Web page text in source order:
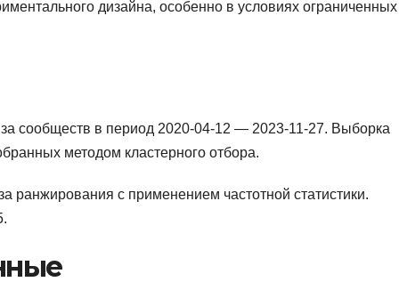
дизайна, особенно в условиях ограниченных
сообществ в период 2020-04-12 — 2023-11-27. Выборка
методом кластерного отбора.
ранжирования с применением частотной статистики.